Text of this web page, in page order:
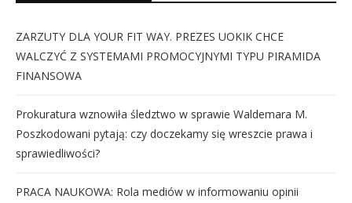
ZARZUTY DLA YOUR FIT WAY. PREZES UOKIK CHCE
WALCZYĆ Z SYSTEMAMI PROMOCYJNYMI TYPU PIRAMIDA
FINANSOWA
Prokuratura wznowiła śledztwo w sprawie Waldemara M.
Poszkodowani pytają: czy doczekamy się wreszcie prawa i
sprawiedliwości?
PRACA NAUKOWA: Rola mediów w informowaniu opinii